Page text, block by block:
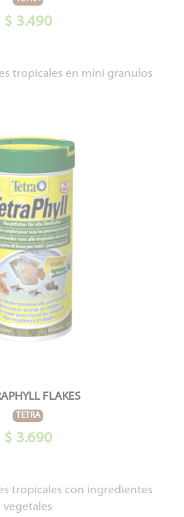
$ 3.490
tropicales en mini granulos
FLAKES
TETRA
$ 3.690
tropicales con ingredientes
vegetales